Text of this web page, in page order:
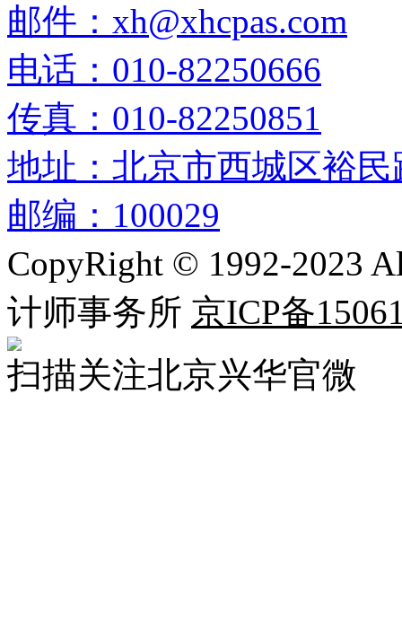
邮件：xh@xhcpas.com
电话：010-82250666
传真：010-82250851
地址：北京市西城区裕
邮编：100029
CopyRight © 1992-2023
计师事务所 京ICP备
扫描关注北京兴华官微